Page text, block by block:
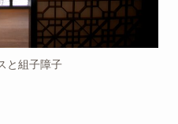
と組子障子